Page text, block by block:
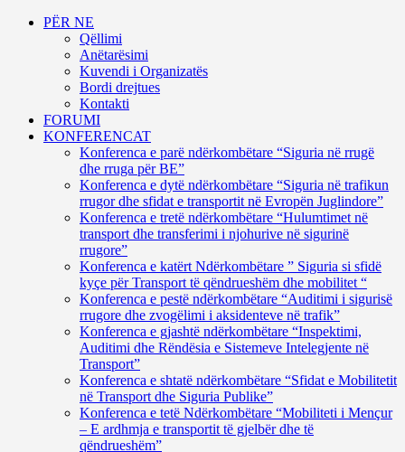
PËR NE
Qëllimi
Anëtarësimi
Kuvendi i Organizatës
Bordi drejtues
Kontakti
FORUMI
KONFERENCAT
Konferenca e parë ndërkombëtare “Siguria në rrugë
dhe rruga për BE”
Konferenca e dytë ndërkombëtare “Siguria në trafikun
rrugor dhe sfidat e transportit në Evropën Juglindore”
Konferenca e tretë ndërkombëtare “Hulumtimet në
transport dhe transferimi i njohurive në sigurinë
rrugore”
Konferenca e katërt Ndërkombëtare ” Siguria si sfidë
kyçe për Transport të qëndrueshëm dhe mobilitet “
Konferenca e pestë ndërkombëtare “Auditimi i sigurisë
rrugore dhe zvogëlimi i aksidenteve në trafik”
Konferenca e gjashtë ndërkombëtare “Inspektimi,
Auditimi dhe Rëndësia e Sistemeve Intelegjente në
Transport”
Konferenca e shtatë ndërkombëtare “Sfidat e Mobilitetit
në Transport dhe Siguria Publike”
Konferenca e tetë Ndërkombëtare “Mobiliteti i Mençur
– E ardhmja e transportit të gjelbër dhe të
qëndrueshëm”